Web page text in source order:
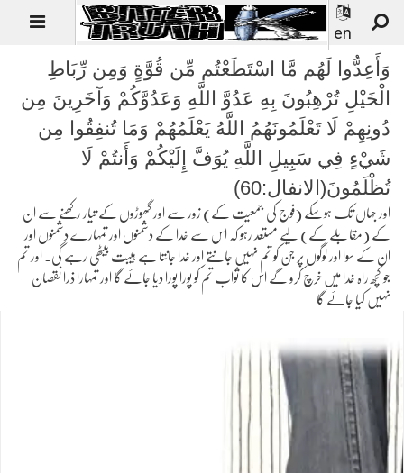
en
وَأَعِدُّوا لَهُم مَّا اسْتَطَعْتُم مِّن قُوَّةٍ وَمِن رِّبَاطِ
الْخَيْلِ تُرْهِبُونَ بِهِ عَدُوَّ اللَّهِ وَعَدُوَّكُمْ وَآخَرِينَ مِن
دُونِهِمْ لَا تَعْلَمُونَهُمُ اللَّهُ يَعْلَمُهُمْ وَمَا تُنفِقُوا مِن
شَيْءٍ فِي سَبِيلِ اللَّهِ يُوَفَّ إِلَيْكُمْ وَأَنتُمْ لَا
تُظْلَمُونَ(الانفال:60)
اور جہاں تک ہوسکے (فوج کی جمعیت کے) زور سے اور گھوڑوں کے تیار رکھنے سے ان
کے (مقابلے کے) لیے مستعد رہو کہ اس سے خدا کے دشمنوں اور تمہارے دشمنوں اور
ان کے سوا اور لوگوں پر جن کو تم نہیں جانتے اور خدا جانتا ہے ہیبت بیٹھی رہے گی۔ اور تم
جو کچھ راہ خدا میں خرچ کرو گے اس کا ثواب تم کو پورا پورا دیا جائے گا اور تمہارا ذرا نقصان
نہیں کیا جائے گا